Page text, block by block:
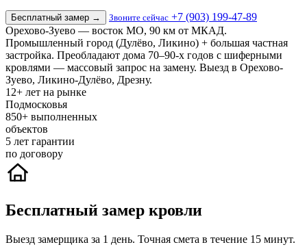
Бесплатный замер → Звоните сейчас +7 (903) 199-47-89
Орехово-Зуево — восток МО, 90 км от МКАД.
Промышленный город (Дулёво, Ликино) + большая частная
застройка. Преобладают дома 70–90-х годов с шиферными
кровлями — массовый запрос на замену. Выезд в Орехово-
Зуево, Ликино-Дулёво, Дрезну.
12+ лет на рынке
Подмосковья
850+ выполненных
объектов
5 лет гарантии
по договору
Бесплатный замер кровли
Выезд замерщика за 1 день. Точная смета в течение 15 минут.